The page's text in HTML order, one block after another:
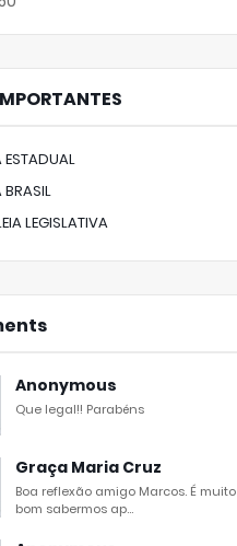
ESTADUAL
BRASIL
LEGISLATIVA
Anonymous
Que legal!! Parabéns
Graça Maria Cruz
Boa reflexão amigo Marcos. É muito
bom sabermos ap...